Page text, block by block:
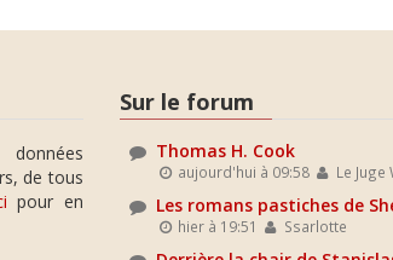
de tous
pour en
Sur le forum
Thomas H. Cook
aujourd'hui à 09:58 Le Juge
Les romans pastiches de
hier à 19:51 Ssarlotte